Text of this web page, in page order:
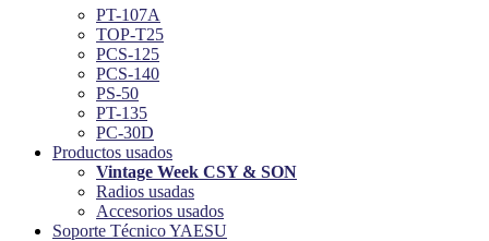
PT-107A
TOP-T25
PCS-125
PCS-140
PS-50
PT-135
PC-30D
Productos usados
Vintage Week CSY & SON
Radios usadas
Accesorios usados
Soporte Técnico YAESU